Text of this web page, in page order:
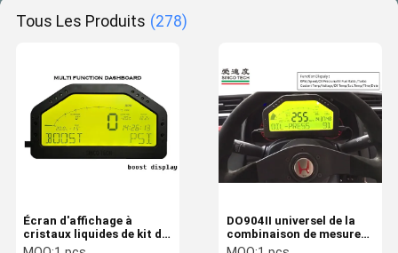
Tous Les Produits (278)
Écran d'affichage à
cristaux liquides de kit de
capteur de mesures de
DO904II universel de la
combinaison de mesure
du Turbo Boost 12v -1 à 3